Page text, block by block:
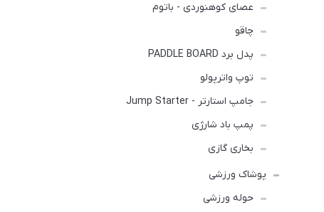
عصای کوهنوردی - باتوم
چاقو
پدل برد PADDLE BOARD
توپ واترپولو
جامپ استارتر - Jump Starter
پمپ باد شارژی
بخاری گازی
پوشاک ورزشی
حوله ورزشی